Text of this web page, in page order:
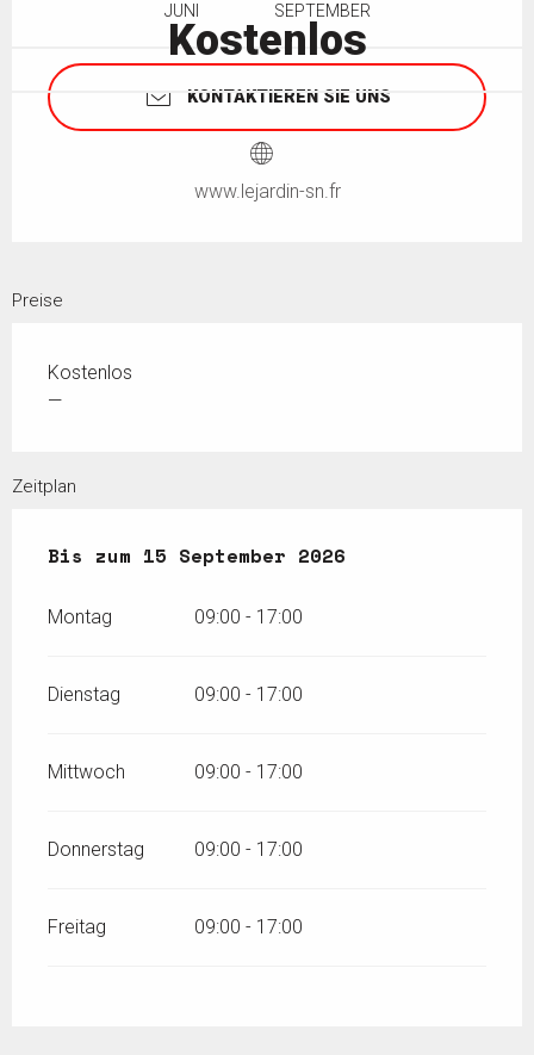
JUNI SEPTEMBER
Kostenlos
KONTAKTIEREN SIE UNS
www.lejardin-sn.fr
Preise
Kostenlos
—
Zeitplan
vom 1 Juni 2026bis zum15 September
Bis zum 15 September 2026
Montag 09:00 - 17:00
Dienstag 09:00 - 17:00
Mittwoch 09:00 - 17:00
Donnerstag 09:00 - 17:00
Freitag 09:00 - 17:00